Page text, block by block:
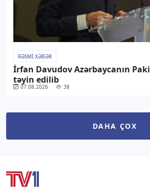
RƏSMI XƏBƏR
İrfan Davudov Azərbaycanın
təyin edilib
07.08.2026 38
DAHA ÇOX